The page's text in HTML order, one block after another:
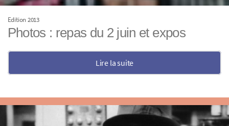
Edition 2013
Photos : repas du 2 juin et expos
Lire la suite